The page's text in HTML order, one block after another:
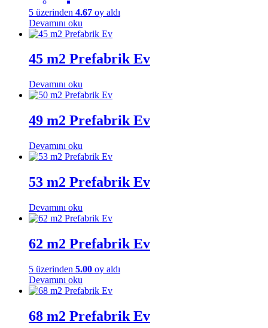
5 üzerinden 4.67 oy aldı
Devamını oku
45 m2 Prefabrik Ev
Devamını oku
49 m2 Prefabrik Ev
Devamını oku
53 m2 Prefabrik Ev
Devamını oku
62 m2 Prefabrik Ev
5 üzerinden 5.00 oy aldı
Devamını oku
68 m2 Prefabrik Ev